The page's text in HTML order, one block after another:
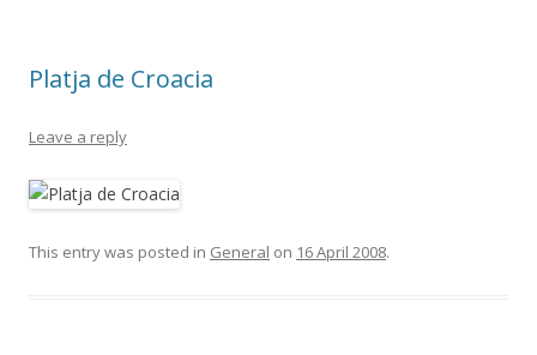
Platja de Croacia
Leave a reply
This entry was posted in General on 16 April 2008.